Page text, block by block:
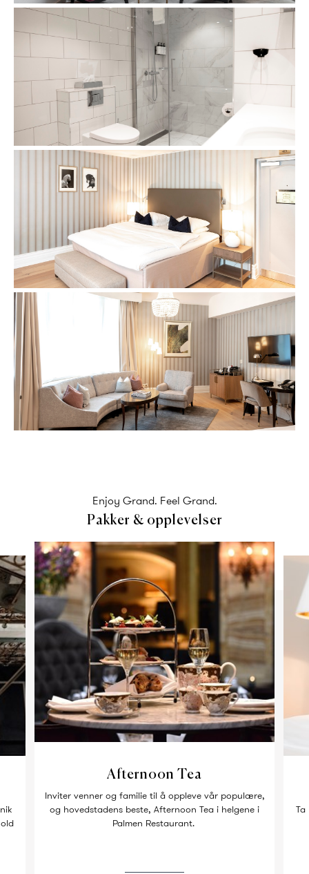
Enjoy Grand. Feel Grand.
Pakker & opplevelser
Afternoon Tea
Inviter venner og familie til å oppleve vår populære,
og hovedstadens beste, Afternoon Tea i helgene i
Palmen Restaurant.